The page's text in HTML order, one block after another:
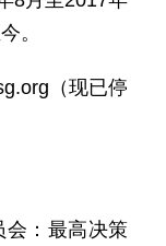
。
（现已停
会：最高决策